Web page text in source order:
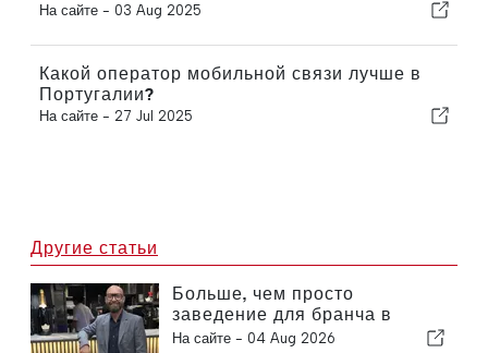
На сайте - 03 Aug 2025
Какой оператор мобильной связи лучше в
Португалии?
На сайте - 27 Jul 2025
Другие статьи
Больше, чем просто
заведение для бранча в
Алгарве
На сайте - 04 Aug 2026